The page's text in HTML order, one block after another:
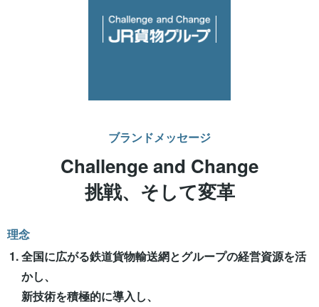
ブランドメッセージ
Challenge and Change
挑戦、そして変革
理念
全国に広がる鉄道貨物輸送網とグループの経営資源を活
かし、
新技術を積極的に導入し、